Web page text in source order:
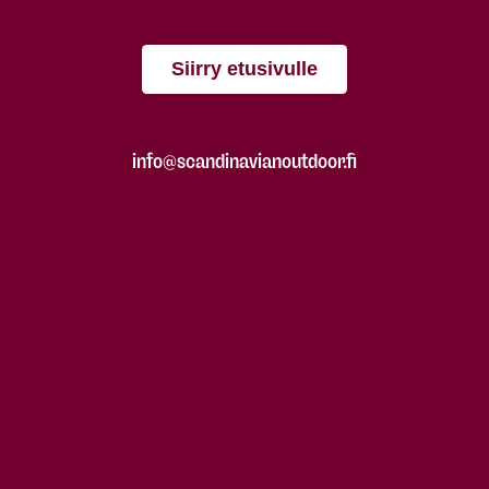
Siirry etusivulle
info@scandinavianoutdoor.fi